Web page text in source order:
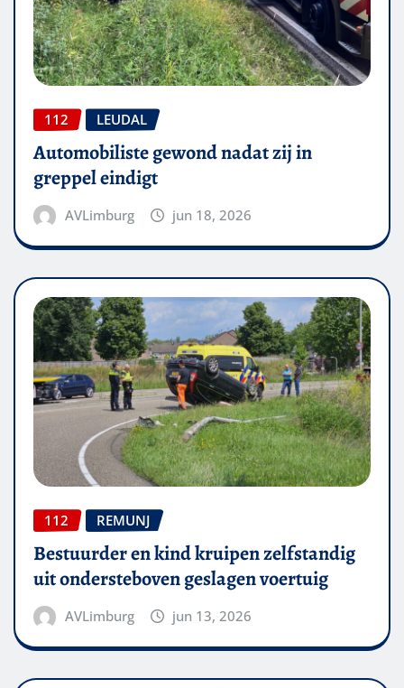
112 LEUDAL
Automobiliste gewond nadat zij in
greppel eindigt
AVLimburg jun 18, 2026
112 REMUNJ
Bestuurder en kind kruipen zelfstandig
uit ondersteboven geslagen voertuig
AVLimburg jun 13, 2026